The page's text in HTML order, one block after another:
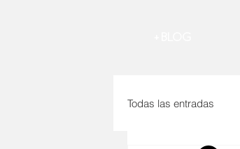
Todas las entradas